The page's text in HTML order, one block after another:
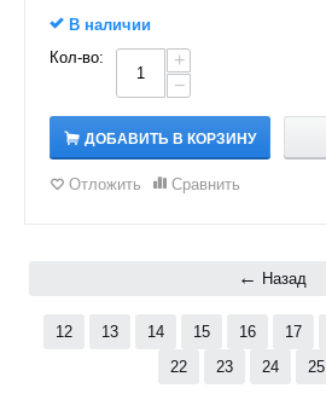
В наличии
Кол-во:
+
−
ДОБАВИТЬ В КОРЗИНУ
Отложить Сравнить
Назад
12 13 14 15 16 17
22
23 24 25